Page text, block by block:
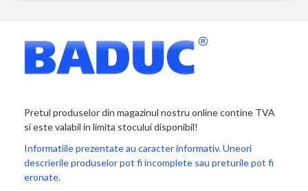
Pretul produselor din magazinul nostru online contine TVA
si este valabil in limita stocului disponibil!
Informatiile prezentate au caracter informativ. Uneori
descrierile produselor pot fi incomplete sau preturile pot fi
eronate.